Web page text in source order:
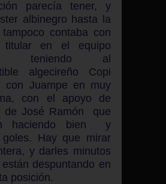
parecía tener, y
albinegro hasta la
tampoco contaba con
en el equipo
teniendo al
algecireño Copi
con Juampe en muy
con el apoyo de
de José Ramón que
haciendo bien y
goles. Hay que mirar
y darles minutos
despuntando en
posición.